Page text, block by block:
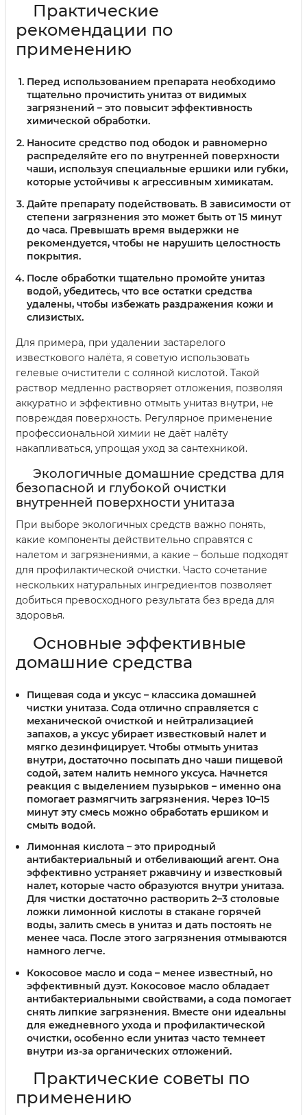
Практические
рекомендации по
применению
Перед использованием препарата необходимо
тщательно прочистить унитаз от видимых
загрязнений – это повысит эффективность
химической обработки.
Наносите средство под ободок и равномерно
распределяйте его по внутренней поверхности
чаши, используя специальные ершики или губки,
которые устойчивы к агрессивным химикатам.
Дайте препарату подействовать. В зависимости от
степени загрязнения это может быть от 15 минут
до часа. Превышать время выдержки не
рекомендуется, чтобы не нарушить целостность
покрытия.
После обработки тщательно промойте унитаз
водой, убедитесь, что все остатки средства
удалены, чтобы избежать раздражения кожи и
слизистых.
Для примера, при удалении застарелого
известкового налёта, я советую использовать
гелевые очистители с соляной кислотой. Такой
раствор медленно растворяет отложения, позволяя
аккуратно и эффективно отмыть унитаз внутри, не
повреждая поверхность. Регулярное применение
профессиональной химии не даёт налёту
накапливаться, упрощая уход за сантехникой.
Экологичные домашние средства для
безопасной и глубокой очистки
внутренней поверхности унитаза
При выборе экологичных средств важно понять,
какие компоненты действительно справятся с
налетом и загрязнениями, а какие – больше подходят
для профилактической очистки. Часто сочетание
нескольких натуральных ингредиентов позволяет
добиться превосходного результата без вреда для
здоровья.
Основные эффективные
домашние средства
Пищевая сода и уксус – классика домашней
чистки унитаза. Сода отлично справляется с
механической очисткой и нейтрализацией
запахов, а уксус убирает известковый налет и
мягко дезинфицирует. Чтобы отмыть унитаз
внутри, достаточно посыпать дно чаши пищевой
содой, затем налить немного уксуса. Начнется
реакция с выделением пузырьков – именно она
помогает размягчить загрязнения. Через 10–15
минут эту смесь можно обработать ершиком и
смыть водой.
Лимонная кислота – это природный
антибактериальный и отбеливающий агент. Она
эффективно устраняет ржавчину и известковый
налет, которые часто образуются внутри унитаза.
Для чистки достаточно растворить 2–3 столовые
ложки лимонной кислоты в стакане горячей
воды, залить смесь в унитаз и дать постоять не
менее часа. После этого загрязнения отмываются
намного легче.
Кокосовое масло и сода – менее известный, но
эффективный дуэт. Кокосовое масло обладает
антибактериальными свойствами, а сода помогает
снять липкие загрязнения. Вместе они идеальны
для ежедневного ухода и профилактической
очистки, особенно если унитаз часто темнеет
внутри из-за органических отложений.
Практические советы по
применению